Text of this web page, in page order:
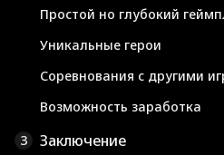
Простой но глубокий
Уникальные герои
Соревнования с другими
Возможность заработка
3
Заключение